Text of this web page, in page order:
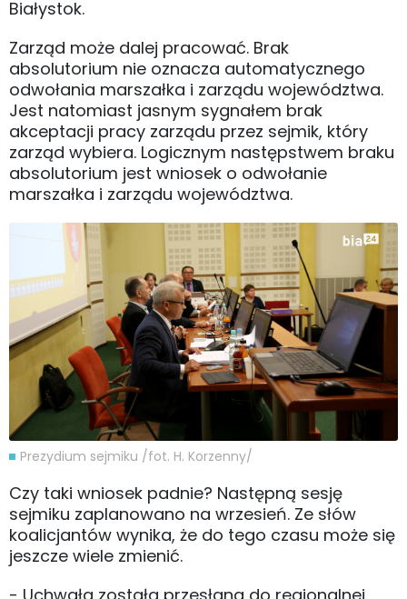
Białystok.
Zarząd może dalej pracować. Brak
absolutorium nie oznacza automatycznego
odwołania marszałka i zarządu województwa.
Jest natomiast jasnym sygnałem brak
akceptacji pracy zarządu przez sejmik, który
zarząd wybiera. Logicznym następstwem braku
absolutorium jest wniosek o odwołanie
marszałka i zarządu województwa.
Prezydium sejmiku /fot. H. Korzenny/
Czy taki wniosek padnie? Następną sesję
sejmiku zaplanowano na wrzesień. Ze słów
koalicjantów wynika, że do tego czasu może się
jeszcze wiele zmienić.